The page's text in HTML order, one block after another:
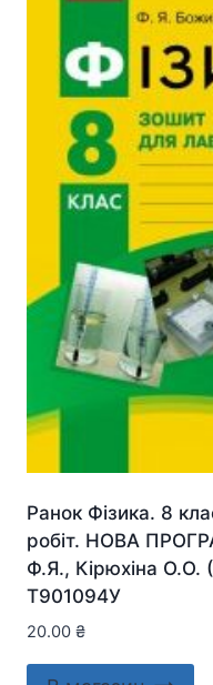
Ранок Фізика. 8
робіт. НОВА
Ф.Я., Кірюхіна О.О.
Т901094У
20.00 ₴